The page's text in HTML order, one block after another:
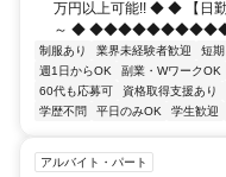
万円以上可能!! ◆ ◆ 【日
～ ◆
制服あり 業界未経験者歓迎 短期
週1日からOK
副業・WワークOK
60代も応募可
資格取得支援あり
学歴不問
平日のみOK 学生歓迎
アルバイト・パート